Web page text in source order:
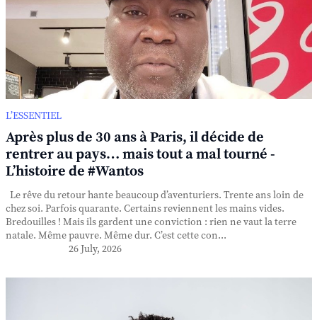
L’ESSENTIEL
Après plus de 30 ans à Paris, il décide de
rentrer au pays… mais tout a mal tourné -
L’histoire de #Wantos
Le rêve du retour hante beaucoup d’aventuriers. Trente ans loin de
chez soi. Parfois quarante. Certains reviennent les mains vides.
Bredouilles ! Mais ils gardent une conviction : rien ne vaut la terre
natale. Même pauvre. Même dur. C’est cette con...
26 July, 2026